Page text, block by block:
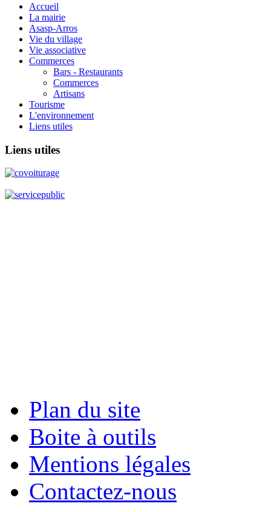
Accueil
La mairie
Asasp-Arros
Vie du village
Vie associative
Commerces
Bars - Restaurants
Commerces
Artisans
Tourisme
L'environnement
Liens utiles
Liens utiles
Plan du site
Boite à outils
Mentions légales
Contactez-nous